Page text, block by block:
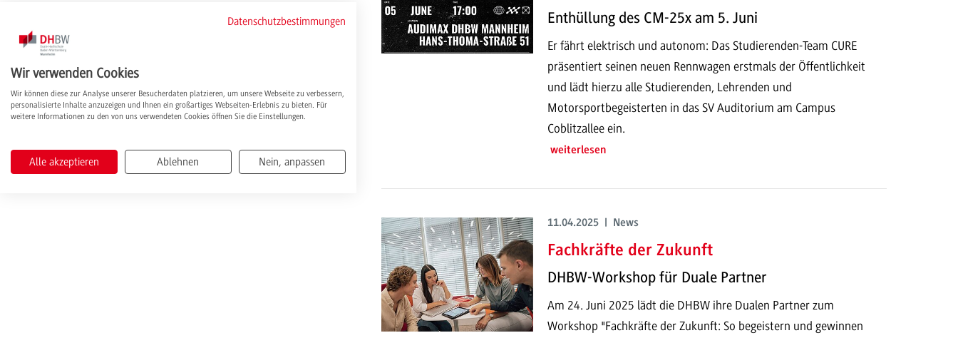
Enthüllung des CM-25x am 5. Juni
Er fährt elektrisch und autonom: Das Studierenden-Team CURE
präsentiert seinen neuen Rennwagen erstmals der Öffentlichkeit
und lädt hierzu alle Studierenden, Lehrenden und
Motorsportbegeisterten in das SV Auditorium am Campus
Coblitzallee ein.
weiterlesen
11.04.2025 | News
Fachkräfte der Zukunft
DHBW-Workshop für Duale Partner
Am 24. Juni 2025 lädt die DHBW ihre Dualen Partner zum
Workshop "Fachkräfte der Zukunft: So begeistern und gewinnen
Datenschutzbestimmungen
Wir verwenden Cookies
Wir können diese zur Analyse unserer Besucherdaten platzieren, um unsere Webseite zu verbessern,
personalisierte Inhalte anzuzeigen und Ihnen ein großartiges Webseiten-Erlebnis zu bieten. Für
weitere Informationen zu den von uns verwendeten Cookies öffnen Sie die Einstellungen.
Alle akzeptieren Ablehnen Nein, anpassen